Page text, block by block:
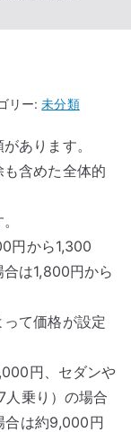
リー:未分類
あります。
含めた全体的
円から1,300
は1,800円から
て価格が設定
円、セダンや
人乗り）の場合
合は約9,000円